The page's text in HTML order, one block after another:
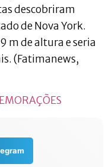
descobriram
de Nova York.
m de altura e seria
(Fatimanews,